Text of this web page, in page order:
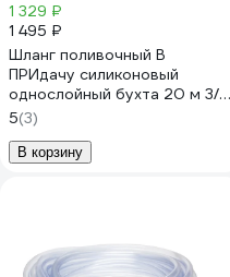
1 329 ₽
1 495 ₽
Шланг поливочный В
ПРИдачу силиконовый
однослойный бухта 20 м 3/4
прозрачный 1210169
5(3)
В корзину